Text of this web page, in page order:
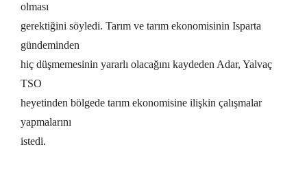
olması
gerektiğini söyledi. Tarım ve tarım ekonomisinin Isparta
gündeminden
hiç düşmemesinin yararlı olacağını kaydeden Adar, Yalvaç
TSO
heyetinden bölgede tarım ekonomisine ilişkin çalışmalar
yapmalarını
istedi.